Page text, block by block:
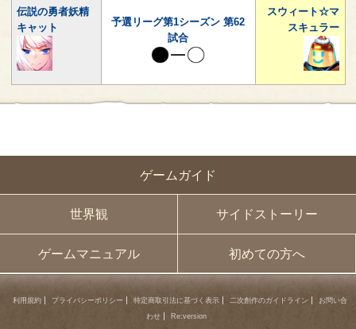
ゲームガイド
世界観 サイドストーリー
ゲームマニュアル 初めての方へ
伝説の勇者妖精
キャット
予選リーグ第1シーズン 第62
試合
スウィート☆マ
スキュラー
利用規約 プライバシーポリシー 特定商取引法に基づく表示 二次創作のガイドライン
お問い合
わせ
Re:version